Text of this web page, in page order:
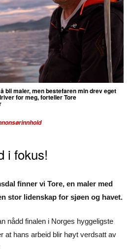
bli maler, men bestefaren min drev eget
for meg, forteller Tore
i fokus!
finner vi Tore, en maler med
stor lidenskap for sjøen og havet.
nådd finalen i Norges hyggeligste
at hans arbeid blir høyt verdsatt av